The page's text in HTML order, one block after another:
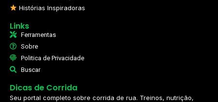
Histórias Inspiradoras
Links
Ferramentas
Sobre
Politica de Privacidade
Buscar
Dicas de Corrida
Seu portal completo sobre corrida de rua. Treinos, nutrição,